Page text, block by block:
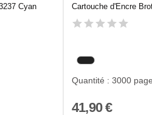
Cyan Cartouche d'Encre
Quantité : 3000
41,90 €